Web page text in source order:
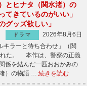
とヒナタ（関水渚）の
てきているのがいい」
グッズ欲しい」
ドラマ
2026年8月6日
ラーと待ち合わせ」（関
れた。 本作は、警察の正義
係を結んだ一匹おおかみの
）の物語 … 続きを読む